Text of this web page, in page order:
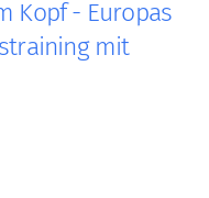
Kopf - Europas
mit